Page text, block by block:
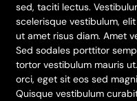
sed, taciti lectus.
scelerisque vestibulum,
ut amet risus diam. Amet
Sed sodales porttitor
tortor vestibulum mauris
orci, eget sit eos sed
Quisque vestibulum